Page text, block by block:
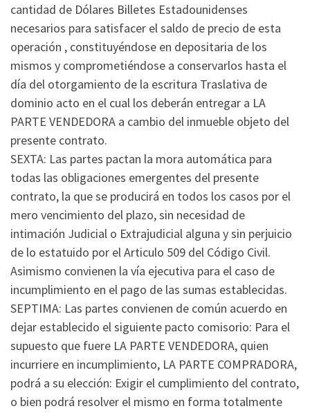
cantidad de Dólares Billetes Estadounidenses
necesarios para satisfacer el saldo de precio de esta
operación , constituyéndose en depositaria de los
mismos y comprometiéndose a conservarlos hasta el
día del otorgamiento de la escritura Traslativa de
dominio acto en el cual los deberán entregar a LA
PARTE VENDEDORA a cambio del inmueble objeto del
presente contrato.
SEXTA: Las partes pactan la mora automática para
todas las obligaciones emergentes del presente
contrato, la que se producirá en todos los casos por el
mero vencimiento del plazo, sin necesidad de
intimación Judicial o Extrajudicial alguna y sin perjuicio
de lo estatuido por el Articulo 509 del Código Civil.
Asimismo convienen la vía ejecutiva para el caso de
incumplimiento en el pago de las sumas establecidas.
SEPTIMA: Las partes convienen de común acuerdo en
dejar establecido el siguiente pacto comisorio: Para el
supuesto que fuere LA PARTE VENDEDORA, quien
incurriere en incumplimiento, LA PARTE COMPRADORA,
podrá a su elección: Exigir el cumplimiento del contrato,
o bien podrá resolver el mismo en forma totalmente